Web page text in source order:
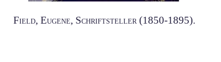
Field, Eugene, Schriftsteller (1850-1895).